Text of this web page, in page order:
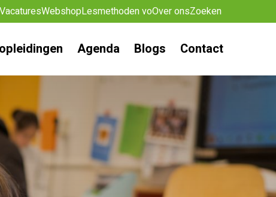
VacaturesWebshopLesmethoden voOver onsZoeken
Agenda Blogs Contact